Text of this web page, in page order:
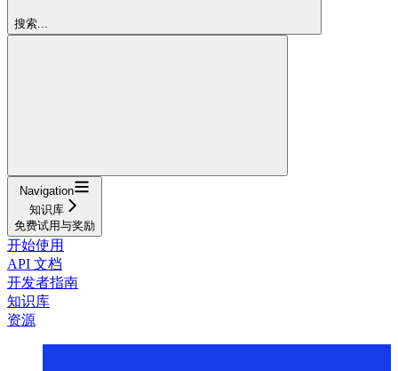
搜索...
Navigation
知识库
免费试用与奖励
开始使用
API 文档
开发者指南
知识库
资源